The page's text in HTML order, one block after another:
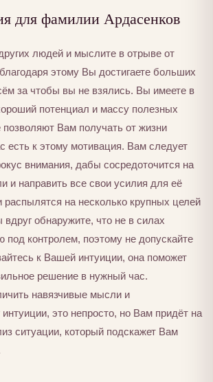
для фамилии Ардасенков
людей и мыслите в отрыве от
этому Вы достигаете больших
за чтобы вы не взялись. Вы имеете в
потенциал и массу полезных
позволяют Вам получать от жизни
есть к этому мотивация. Вам следует
внимания, дабы сосредоточится на
и направить все свои усилия для её
распылятся на несколько крупных целей
обнаружите, что не в силах
под контролем, поэтому не допускайте
к Вашей интуиции, она поможет
решение в нужный час.
навязчивые мысли и
интуиции, это непросто, но Вам придёт на
ситуации, который подскажет Вам